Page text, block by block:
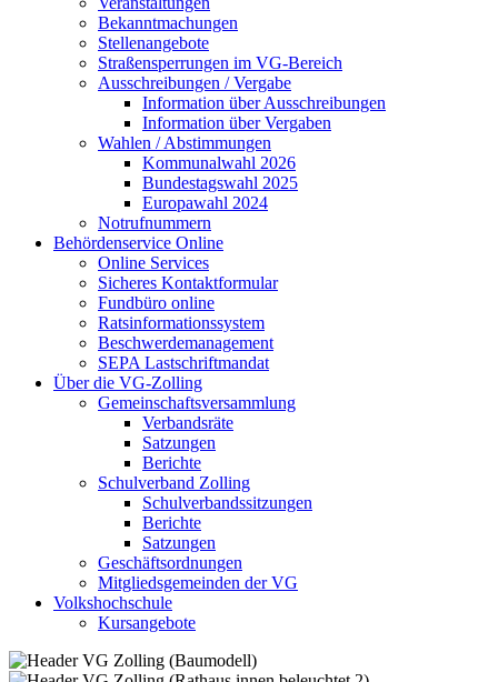
Bekanntmachungen
Stellenangebote
Straßensperrungen im VG-Bereich
Ausschreibungen / Vergabe
Information über Ausschreibungen
Information über Vergaben
Wahlen / Abstimmungen
Kommunalwahl 2026
Bundestagswahl 2025
Europawahl 2024
Notrufnummern
Behördenservice Online
Online Services
Sicheres Kontaktformular
Fundbüro online
Ratsinformationssystem
Beschwerdemanagement
SEPA Lastschriftmandat
Über die VG-Zolling
Gemeinschaftsversammlung
Verbandsräte
Satzungen
Berichte
Schulverband Zolling
Schulverbandssitzungen
Berichte
Satzungen
Geschäftsordnungen
Mitgliedsgemeinden der VG
Volkshochschule
Kursangebote